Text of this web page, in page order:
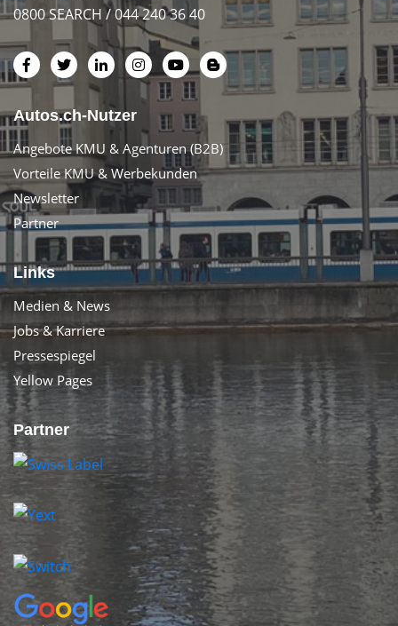
0800 SEARCH / 044 240 36 40
Autos.ch-Nutzer
Angebote KMU & Agenturen (B2B)
Vorteile KMU & Werbekunden
Newsletter
Partner
Links
Medien & News
Jobs & Karriere
Pressespiegel
Yellow Pages
Partner